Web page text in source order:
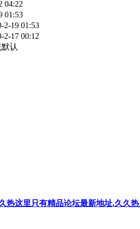
04:22
01:53
2-19 01:53
2-17 00:12
认
热这里只有精品论坛最新地址,久久